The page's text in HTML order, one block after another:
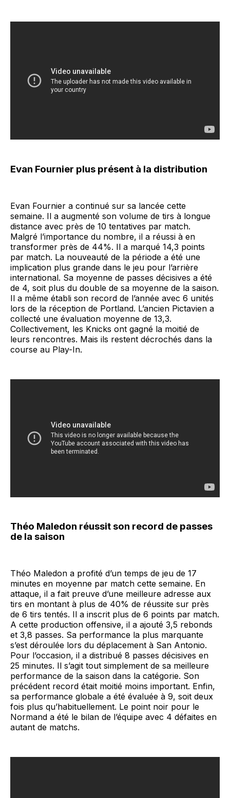
Evan Fournier plus présent à la distribution
Evan Fournier a continué sur sa lancée cette
semaine. Il a augmenté son volume de tirs à longue
distance avec près de 10 tentatives par match.
Malgré l’importance du nombre, il a réussi à en
transformer près de 44%. Il a marqué 14,3 points
par match. La nouveauté de la période a été une
implication plus grande dans le jeu pour l’arrière
international. Sa moyenne de passes décisives a été
de 4, soit plus du double de sa moyenne de la saison.
Il a même établi son record de l’année avec 6 unités
lors de la réception de Portland. L’ancien Pictavien a
collecté une évaluation moyenne de 13,3.
Collectivement, les Knicks ont gagné la moitié de
leurs rencontres. Mais ils restent décrochés dans la
course au Play-In.
Théo Maledon réussit son record de passes
de la saison
Théo Maledon a profité d’un temps de jeu de 17
minutes en moyenne par match cette semaine. En
attaque, il a fait preuve d’une meilleure adresse aux
tirs en montant à plus de 40% de réussite sur près
de 6 tirs tentés. Il a inscrit plus de 6 points par match.
A cette production offensive, il a ajouté 3,5 rebonds
et 3,8 passes. Sa performance la plus marquante
s’est déroulée lors du déplacement à San Antonio.
Pour l’occasion, il a distribué 8 passes décisives en
25 minutes. Il s’agit tout simplement de sa meilleure
performance de la saison dans la catégorie. Son
précédent record était moitié moins important. Enfin,
sa performance globale a été évaluée à 9, soit deux
fois plus qu’habituellement. Le point noir pour le
Normand a été le bilan de l’équipe avec 4 défaites en
autant de matchs.